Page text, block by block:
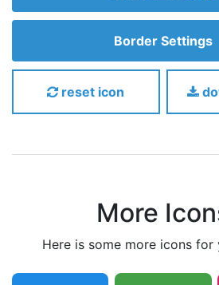
Border Settings
reset icon
More
here is some more icons